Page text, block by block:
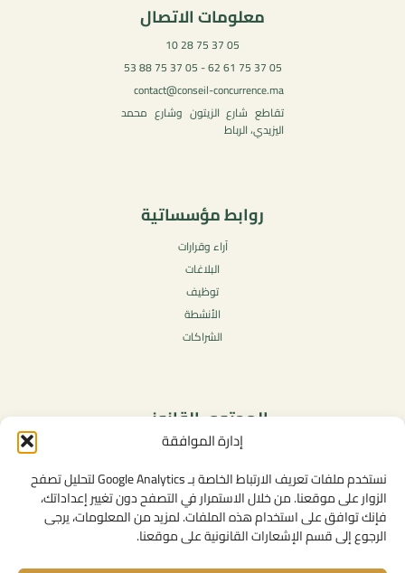
إدارة الموافقة
نستخدم ملفات تعريف الارتباط الخاصة بـ Google Analytics لتحليل تصفح
الزوار على موقعنا. من خلال الاستمرار في التصفح دون تغيير إعداداتك،
فإنك توافق على استخدام هذه الملفات. لمزيد من المعلومات، يرجى
الرجوع إلى قسم الإشعارات القانونية على موقعنا.
معلومات الاتصال
05 37 75 28 10
05 37 75 61 62 - 05 37 75 88 53
contact@conseil-concurrence.ma
تقاطع شارع الزيتون وشارع محمد
اليزيدي، الرباط
روابط مؤسساتية
آراء وقرارات
البلاغات
توظيف
الأنشطة
الشراكات
المحتوى القانوني
سياسة الخصوصية
شروط الاستخدام العامة
الإشعارات القانونية
سياسة ملفات تعريف الارتباط (الكوكيز)